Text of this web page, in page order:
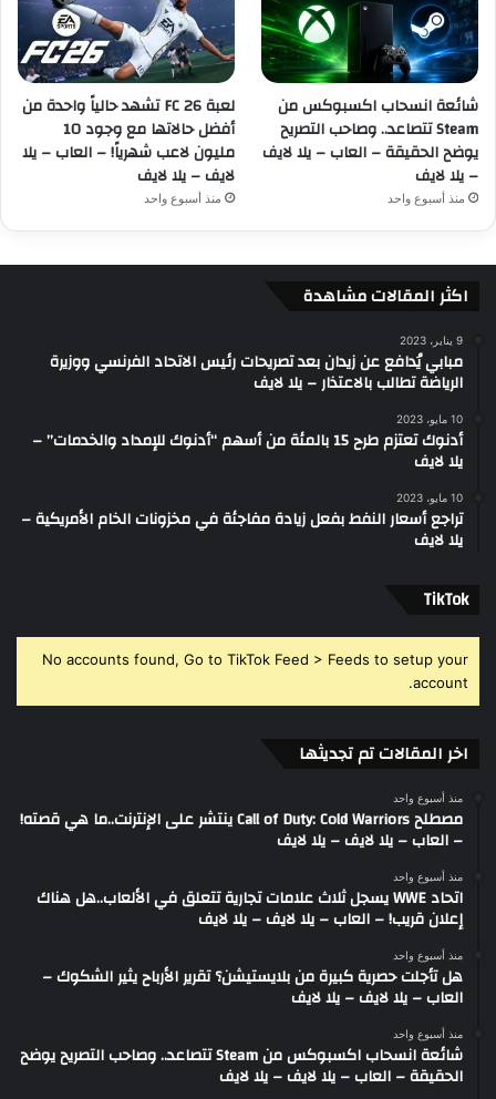
شائعة انسحاب اكسبوكس من
Steam تتصاعد.. وصاحب التصريح
يوضح الحقيقة – العاب – يلا لايف
– يلا لايف
منذ أسبوع واحد
لعبة FC 26 تشهد حالياً واحدة من
أفضل حالاتها مع وجود 10
مليون لاعب شهرياً! – العاب – يلا
لايف – يلا لايف
منذ أسبوع واحد
اكثر المقالات مشاهدة
9 يناير، 2023
مبابي يُدافع عن زيدان بعد تصريحات رئيس الاتحاد الفرنسي ووزيرة
الرياضة تطالب بالاعتذار – يلا لايف
10 مايو، 2023
أدنوك تعتزم طرح 15 بالمئة من أسهم “أدنوك للإمداد والخدمات” –
يلا لايف
10 مايو، 2023
تراجع أسعار النفط بفعل زيادة مفاجئة في مخزونات الخام الأمريكية –
يلا لايف
‫TikTok
No accounts found, Go to TikTok Feed > Feeds to setup your
account.
اخر المقالات تم تجديثها
منذ أسبوع واحد
مصطلح Call of Duty: Cold Warriors ينتشر على الإنترنت..ما هي قصته!
– العاب – يلا لايف – يلا لايف
منذ أسبوع واحد
اتحاد WWE يسجل ثلاث علامات تجارية تتعلق في الألعاب..هل هناك
إعلان قريب! – العاب – يلا لايف – يلا لايف
منذ أسبوع واحد
هل تأجلت حصرية كبيرة من بلايستيشن؟ تقرير الأرباح يثير الشكوك –
العاب – يلا لايف – يلا لايف
منذ أسبوع واحد
شائعة انسحاب اكسبوكس من Steam تتصاعد.. وصاحب التصريح يوضح
الحقيقة – العاب – يلا لايف – يلا لايف